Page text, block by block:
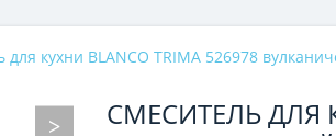
для кухни BLANCO TRIMA 526978
СМЕСИТЕЛЬ ДЛЯ